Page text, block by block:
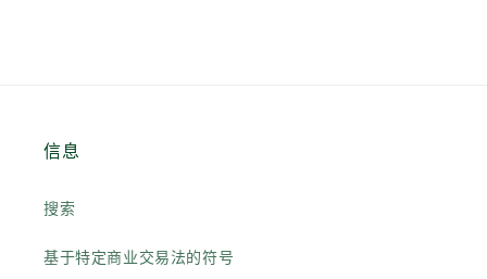
信息
搜索
基于特定商业交易法的符号